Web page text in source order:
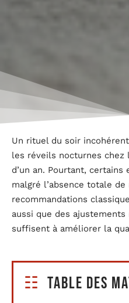
Un rituel du soir
les réveils nocturnes chez
d’un an. Pourtant,
malgré l’absence totale
recommandations
aussi que des
suffisent à améliorer la
Table des